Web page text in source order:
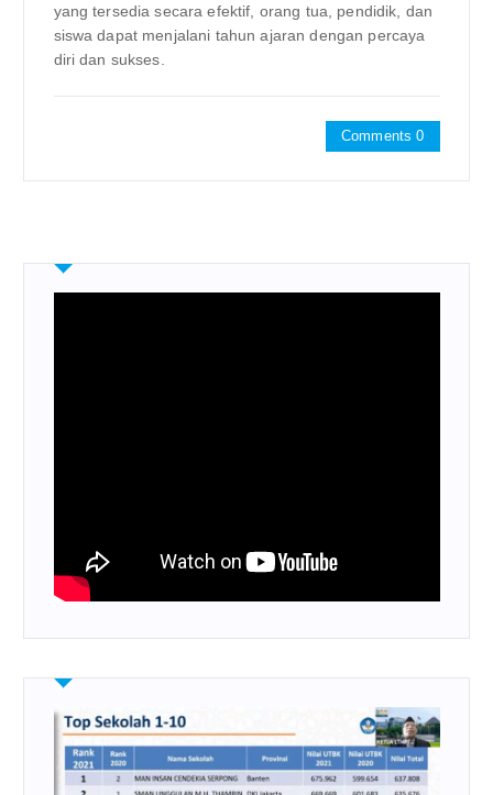
yang tersedia secara efektif, orang tua, pendidik, dan
siswa dapat menjalani tahun ajaran dengan percaya
diri dan sukses.
Comments 0